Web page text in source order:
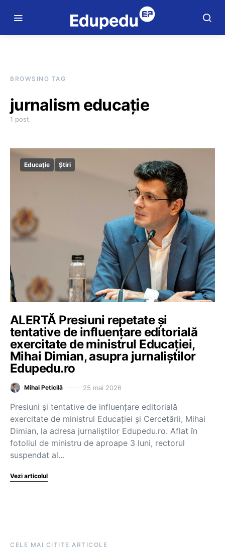
BROWSING TAG
jurnalism educație
1 post
Educație Știri
ALERTĂ Presiuni repetate și
tentative de influențare editorială
exercitate de ministrul Educației,
Mihai Dimian, asupra jurnaliștilor
Edupedu.ro
Mihai Peticilă 25 mai 2026
Presiuni și tentative de influențare editorială
exercitate de ministrul Educației și Cercetării, Mihai
Dimian, la adresa jurnaliștilor Edupedu.ro. Aflat în
fotoliul de ministru de aproape 3 luni, rectorul
suspendat al…
Vezi articolul
CELE MAI CITITE ARTICOLE